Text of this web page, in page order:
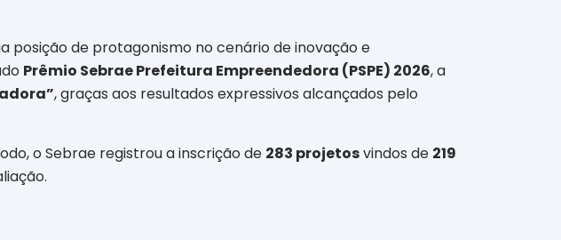
posição de protagonismo no cenário de inovação e
Prêmio Sebrae Prefeitura Empreendedora (PSPE) 2026, a
, graças aos resultados expressivos alcançados pelo
o Sebrae registrou a inscrição de 283 projetosvindos de 219